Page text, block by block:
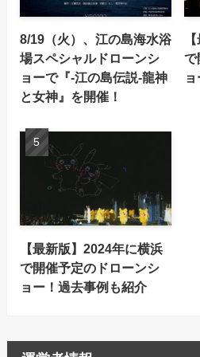
8/19（火）、江の島海水浴
場スペシャルドローンシ
ョーで『-江の島伝説-龍神
と女神』を開催！
で
【最新版】2024年に横浜
で開催予定のドローンシ
ョー！過去事例も紹介